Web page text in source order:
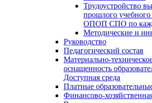
Трудоустройство
прошлого
ОПОП СПО по
Методические и
Руководство
Педагогический состав
Материально-
оснащенность
Доступная среда
Платные
Финансово-